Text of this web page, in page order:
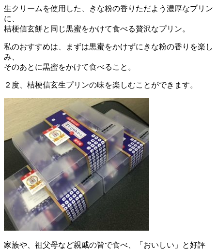
生クリームを使用した、きな粉の香りただよう濃厚なプリン
に、
桔梗信玄餅と同じ黒蜜をかけて食べる贅沢なプリン。
私のおすすめは、まずは黒蜜をかけずにきな粉の香りを楽し
み、
そのあとに黒蜜をかけて食べること。
２度、桔梗信玄生プリンの味を楽しむことができます。
家族や、祖父母など親戚の皆で食べ、「おいしい」と好評